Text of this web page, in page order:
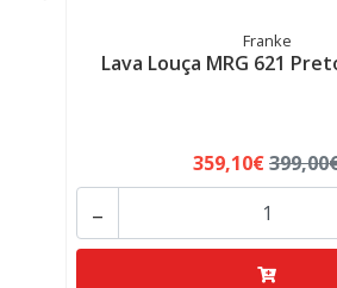
Franke
Lava Louça MRG 621
359,10€
-